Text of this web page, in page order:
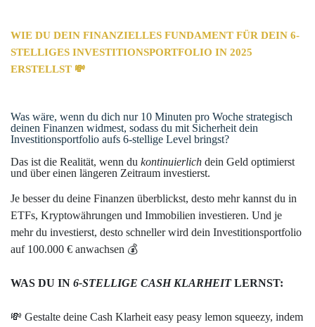
WIE DU DEIN FINANZIELLES FUNDAMENT FÜR DEIN 6-
STELLIGES INVESTITIONSPORTFOLIO IN 2025
ERSTELLST 💸
Was wäre, wenn du dich nur 10 Minuten pro Woche strategisch
deinen Finanzen widmest, sodass du mit Sicherheit dein
Investitionsportfolio aufs 6-stellige Level bringst?
Das ist die Realität, wenn du kontinuierlich dein Geld optimierst
und über einen längeren Zeitraum investierst.
Je besser du deine Finanzen überblickst, desto mehr kannst du in
ETFs, Kryptowährungen und Immobilien investieren. Und je
mehr du investierst, desto schneller wird dein Investitionsportfolio
auf 100.000 € anwachsen 💰
WAS DU IN 6-STELLIGE CASH KLARHEITLERNST:
💸 Gestalte deine Cash Klarheit easy peasy lemon squeezy, indem